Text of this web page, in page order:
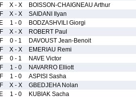
X - X BOISSON-CHAIGNEAU Arthur
X - X SAIDANI Ilyan
1 - 0 BODZASHVILI Giorgi
X - X ROBERT Paul
0 - 1 DAVOUST Jean-Benoit
X - X EMERIAU Remi
0 - 1 NAVE Victor
1 - 0 NAVARRO Elliott
1 - 0 ASPISI Sasha
X - X GBEDJEHA Nolan
1 - 0 KUBIAK Sacha